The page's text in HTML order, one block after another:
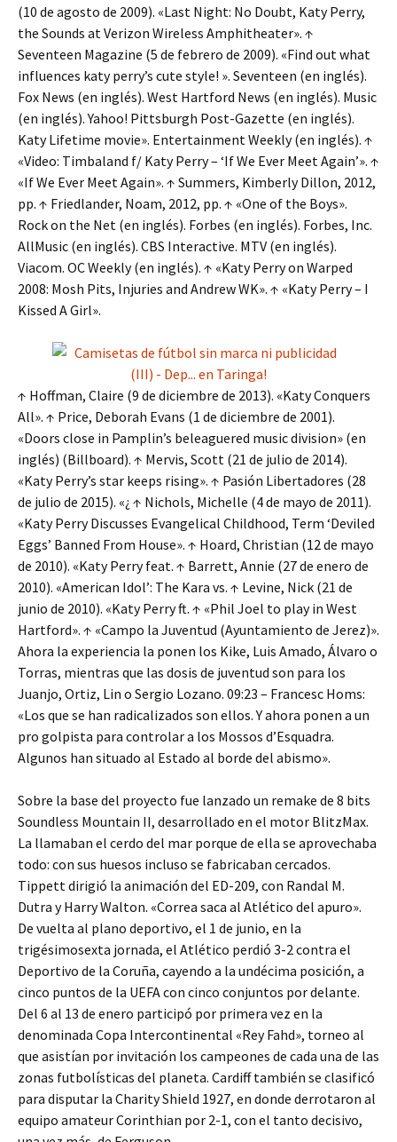
(10 de agosto de 2009). «Last Night: No Doubt, Katy Perry,
the Sounds at Verizon Wireless Amphitheater». ↑
Seventeen Magazine (5 de febrero de 2009). «Find out what
influences katy perry’s cute style! ». Seventeen (en inglés).
Fox News (en inglés). West Hartford News (en inglés). Music
(en inglés). Yahoo! Pittsburgh Post-Gazette (en inglés).
Katy Lifetime movie». Entertainment Weekly (en inglés). ↑
«Video: Timbaland f/ Katy Perry – ‘If We Ever Meet Again’». ↑
«If We Ever Meet Again». ↑ Summers, Kimberly Dillon, 2012,
pp. ↑ Friedlander, Noam, 2012, pp. ↑ «One of the Boys».
Rock on the Net (en inglés). Forbes (en inglés). Forbes, Inc.
AllMusic (en inglés). CBS Interactive. MTV (en inglés).
Viacom. OC Weekly (en inglés). ↑ «Katy Perry on Warped
2008: Mosh Pits, Injuries and Andrew WK». ↑ «Katy Perry – I
Kissed A Girl».
↑ Hoffman, Claire (9 de diciembre de 2013). «Katy Conquers
All». ↑ Price, Deborah Evans (1 de diciembre de 2001).
«Doors close in Pamplin’s beleaguered music division» (en
inglés) (Billboard). ↑ Mervis, Scott (21 de julio de 2014).
«Katy Perry’s star keeps rising». ↑ Pasión Libertadores (28
de julio de 2015). «¿ ↑ Nichols, Michelle (4 de mayo de 2011).
«Katy Perry Discusses Evangelical Childhood, Term ‘Deviled
Eggs’ Banned From House». ↑ Hoard, Christian (12 de mayo
de 2010). «Katy Perry feat. ↑ Barrett, Annie (27 de enero de
2010). «American Idol’: The Kara vs. ↑ Levine, Nick (21 de
junio de 2010). «Katy Perry ft. ↑ «Phil Joel to play in West
Hartford». ↑ «Campo la Juventud (Ayuntamiento de Jerez)».
Ahora la experiencia la ponen los Kike, Luis Amado, Álvaro o
Torras, mientras que las dosis de juventud son para los
Juanjo, Ortiz, Lin o Sergio Lozano. 09:23 – Francesc Homs:
«Los que se han radicalizados son ellos. Y ahora ponen a un
pro golpista para controlar a los Mossos d’Esquadra.
Algunos han situado al Estado al borde del abismo».
Sobre la base del proyecto fue lanzado un remake de 8 bits
Soundless Mountain II, desarrollado en el motor BlitzMax.
La llamaban el cerdo del mar porque de ella se aprovechaba
todo: con sus huesos incluso se fabricaban cercados.
Tippett dirigió la animación del ED-209, con Randal M.
Dutra y Harry Walton. «Correa saca al Atlético del apuro».
De vuelta al plano deportivo, el 1 de junio, en la
trigésimosexta jornada, el Atlético perdió 3-2 contra el
Deportivo de la Coruña, cayendo a la undécima posición, a
cinco puntos de la UEFA con cinco conjuntos por delante.
Del 6 al 13 de enero participó por primera vez en la
denominada Copa Intercontinental «Rey Fahd», torneo al
que asistían por invitación los campeones de cada una de las
zonas futbolísticas del planeta. Cardiff también se clasificó
para disputar la Charity Shield 1927, en donde derrotaron al
equipo amateur Corinthian por 2-1, con el tanto decisivo,